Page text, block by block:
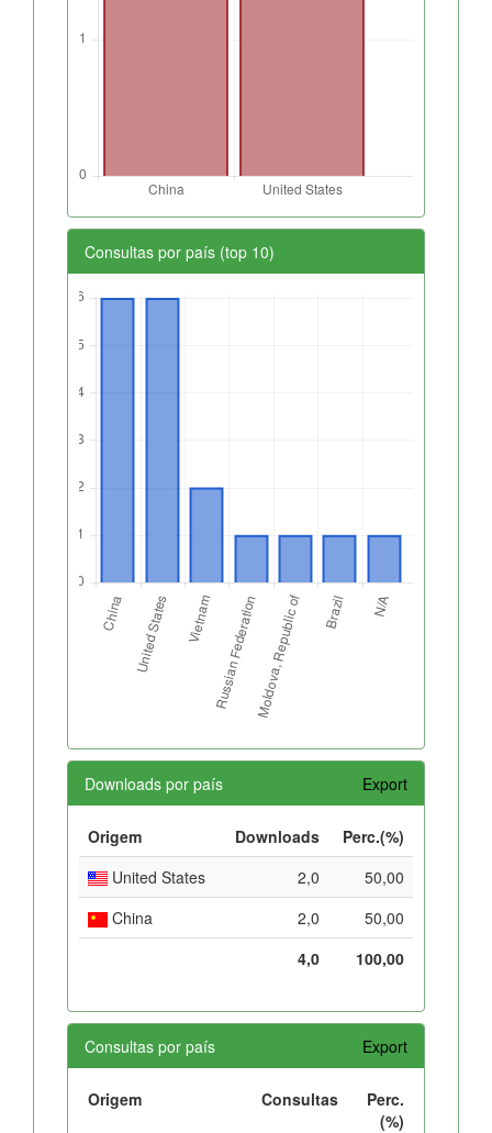
Consultas por país (top 10)
Downloads por país Export
Origem Downloads
Perc.(%)
United States
2,0
50,00
China
2,0
50,00
4,0
100,00
Consultas por país Export
Origem Consultas
Perc.
(%)